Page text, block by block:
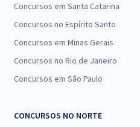
Concursos em Santa Catarina
Concursos no Espírito Santo
Concursos em Minas Gerais
Concursos no Rio de Janeiro
Concursos em São Paulo
CONCURSOS NO NORTE